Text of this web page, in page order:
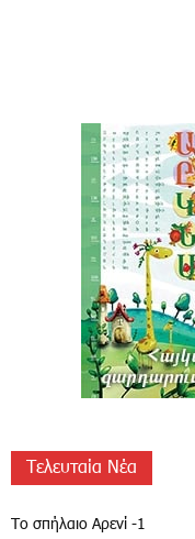
Τελευταία Νέα
Το σπήλαιο Αρενί -1